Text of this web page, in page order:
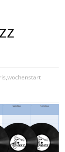
,wochenstart